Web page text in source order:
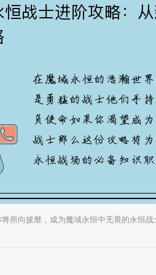
所向披靡，成为魔域永恒中无畏的永恒